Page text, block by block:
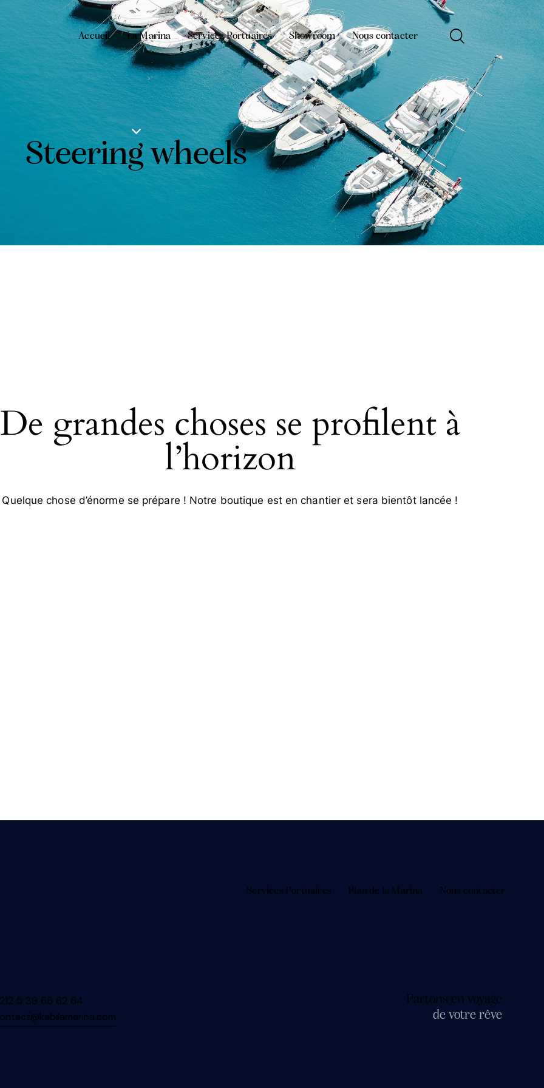
Accueil La Marina Services Portuaires Showroom Nous contacter
Steering wheels
De grandes choses se profilent à
l’horizon
Quelque chose d’énorme se prépare ! Notre boutique est en chantier et sera bientôt lancée !
Services Portuaires Plan de la Marina Nous contacter
5 39 66 62 64
Partons en voyage
de votre rêve